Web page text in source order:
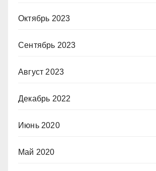
Октябрь 2023
Сентябрь 2023
Август 2023
Декабрь 2022
Июнь 2020
Май 2020